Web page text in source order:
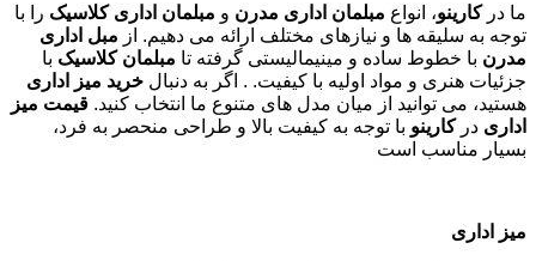
ما درکارینو، انواع مبلمان اداری مدرن و مبلمان اداری کلاسیک را با
توجه به سلیقه ها و نیازهای مختلف ارائه می دهیم. از مبل اداری
مدرن با خطوط ساده و مینیمالیستی گرفته تا مبلمان کلاسیک با
جزئیات هنری و مواد اولیه با کیفیت. . اگر به دنبال خرید میز اداری
هستید، می توانید از میان مدل های متنوع ما انتخاب کنید. قیمت میز
اداری درکارینو با توجه به کیفیت بالا و طراحی منحصر به فرد،
بسیار مناسب است
میز اداری